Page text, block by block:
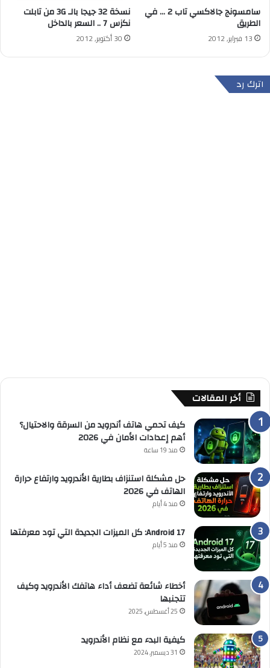
سامسونج جالاكسي تاب 2 … في
الطريق
13 فبراير, 2012
نسخة 32 جيجا بالـ 3G من تابلت
نكزس 7 .. السعر بالداخل
30 أكتوبر, 2012
اترك رد
أخر المقالات
كيف تحمي هاتف أندرويد من السرقة والاحتيال؟
أهم إعدادات الأمان في 2026
منذ 19 ساعة
حل مشكلة استنزاف بطارية الأندرويد وارتفاع حرارة
الهاتف في 2026
منذ 4 أيام
Android 17: كل الميزات الجديدة التي تود معرفتها
منذ 5 أيام
أخطاء شائعة تضعف أداء هاتفك الأندرويد وكيف
تتجنبها
25 أغسطس, 2025
كيفية البدء مع نظام الأندرويد
31 ديسمبر, 2024